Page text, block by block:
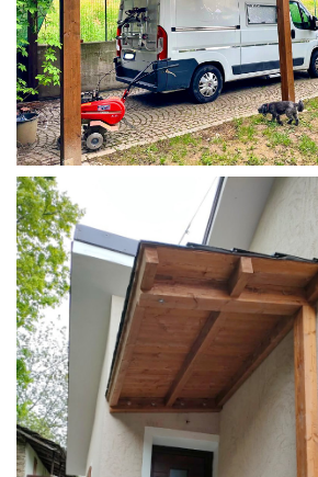
COPERTURA CAMPER